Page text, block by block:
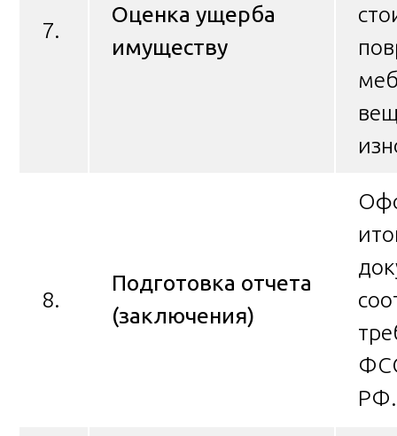
7.
Оценка ущерба
имуществу
8.
Подготовка отчета
(заключения)
РФ.